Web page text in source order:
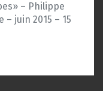
– Philippe
– juin 2015 – 15